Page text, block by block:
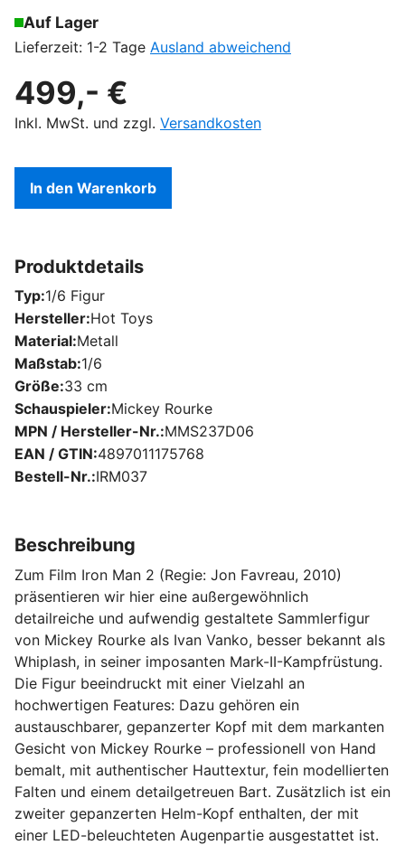
Auf Lager
Lieferzeit: 1-2 Tage Ausland abweichend
499,- €
Inkl. MwSt. und zzgl. Versandkosten
In den Warenkorb
Produktdetails
Typ 1/6 Figur
Hersteller Hot Toys
Material Metall
Maßstab 1/6
Größe 33 cm
Schauspieler Mickey Rourke
MPN / Hersteller-Nr. MMS237D06
EAN / GTIN 4897011175768
Bestell-Nr. IRM037
Beschreibung
Zum Film Iron Man 2 (Regie: Jon Favreau, 2010)
präsentieren wir hier eine außergewöhnlich
detailreiche und aufwendig gestaltete Sammlerfigur
von Mickey Rourke als Ivan Vanko, besser bekannt als
Whiplash, in seiner imposanten Mark-II-Kampfrüstung.
Die Figur beeindruckt mit einer Vielzahl an
hochwertigen Features: Dazu gehören ein
austauschbarer, gepanzerter Kopf mit dem markanten
Gesicht von Mickey Rourke – professionell von Hand
bemalt, mit authentischer Hauttextur, fein modellierten
Falten und einem detailgetreuen Bart. Zusätzlich ist ein
zweiter gepanzerten Helm-Kopf enthalten, der mit
einer LED-beleuchteten Augenpartie ausgestattet ist.